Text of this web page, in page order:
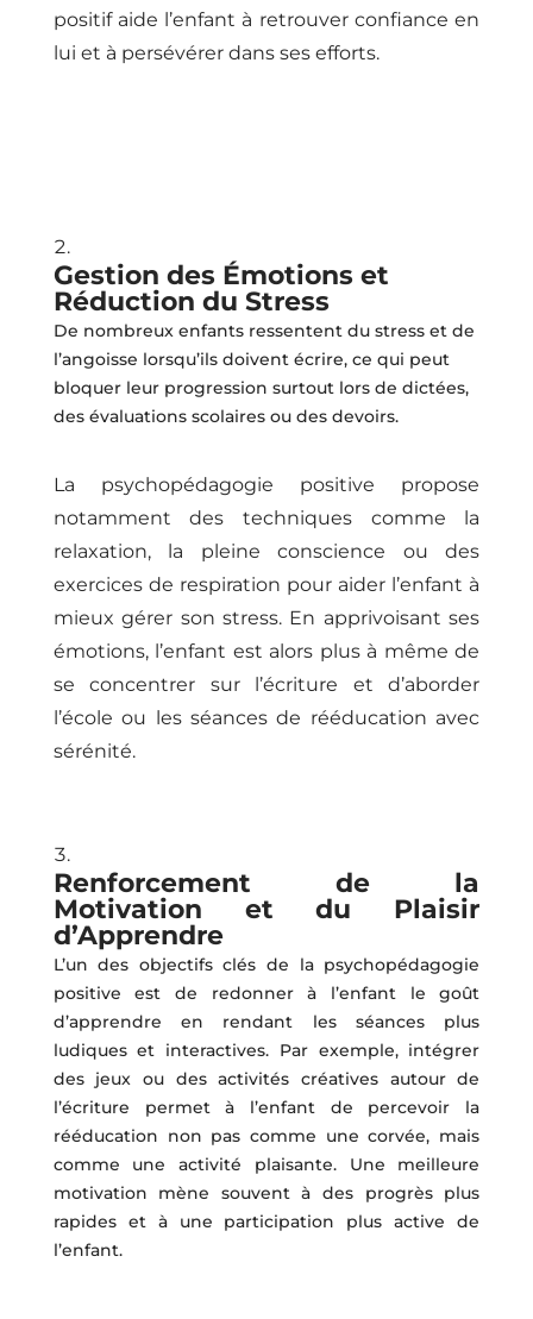
positif aide l’enfant à retrouver confiance en
lui et à persévérer dans ses efforts.
Gestion des Émotions et
Réduction du Stress
De nombreux enfants ressentent du stress et de
l’angoisse lorsqu’ils doivent écrire, ce qui peut
bloquer leur progression surtout lors de dictées,
des évaluations scolaires ou des devoirs.
La psychopédagogie positive propose
notamment des techniques comme la
relaxation, la pleine conscience ou des
exercices de respiration pour aider l’enfant à
mieux gérer son stress. En apprivoisant ses
émotions, l’enfant est alors plus à même de
se concentrer sur l’écriture et d’aborder
l’école ou les séances de rééducation avec
sérénité.
Renforcement de la
Motivation et du Plaisir
d’Apprendre
L’un des objectifs clés de la psychopédagogie
positive est de redonner à l’enfant le goût
d’apprendre en rendant les séances plus
ludiques et interactives. Par exemple, intégrer
des jeux ou des activités créatives autour de
l’écriture permet à l’enfant de percevoir la
rééducation non pas comme une corvée, mais
comme une activité plaisante. Une meilleure
motivation mène souvent à des progrès plus
rapides et à une participation plus active de
l’enfant.